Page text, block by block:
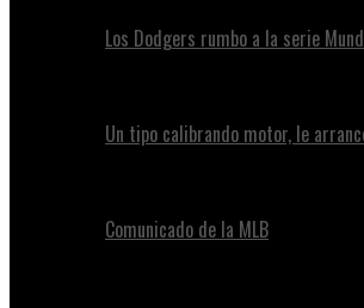
Los Dodgers rumbo a la serie
Un tipo calibrando motor, le
Comunicado de la MLB